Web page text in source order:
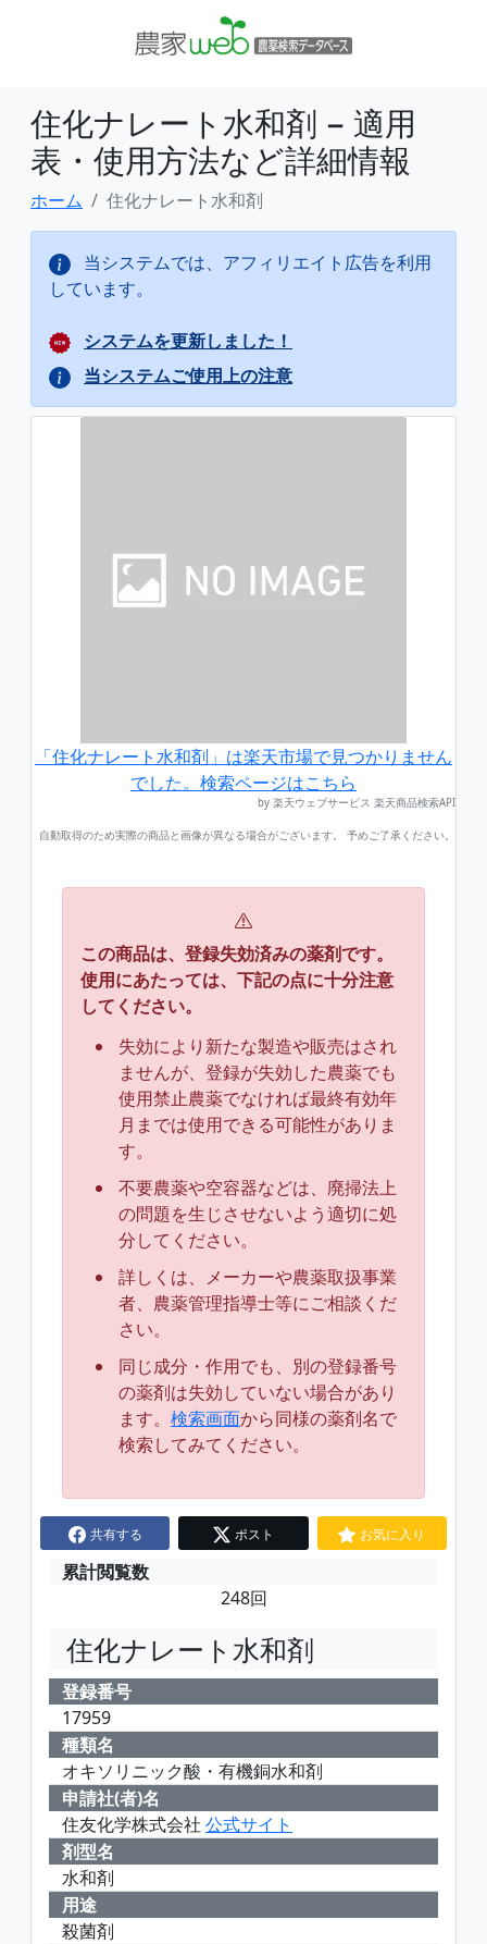
住化ナレート水和剤 − 適用
表・使用方法など詳細情報
ホーム 住化ナレート水和剤
当システムでは、アフィリエイト広告を利用
しています。
システムを更新しました！
当システムご使用上の注意
「住化ナレート水和剤」は楽天市場で見つかりません
でした。検索ページはこちら
by 楽天ウェブサービス 楽天商品検索API
自動取得のため実際の商品と画像が異なる場合がございます。 予めご了承ください。
この商品は、登録失効済みの薬剤です。
使用にあたっては、下記の点に十分注意
してください。
失効により新たな製造や販売はされ
ませんが、登録が失効した農薬でも
使用禁止農薬でなければ最終有効年
月までは使用できる可能性がありま
す。
不要農薬や空容器などは、廃掃法上
の問題を生じさせないよう適切に処
分してください。
詳しくは、メーカーや農薬取扱事業
者、農薬管理指導士等にご相談くだ
さい。
同じ成分・作用でも、別の登録番号
の薬剤は失効していない場合があり
ます。 検索画面から同様の薬剤名で
検索してみてください。
共有する ポスト お気に入り
累計閲覧数
248回
住化ナレート水和剤
登録番号
17959
種類名
オキソリニック酸・有機銅水和剤
申請社(者)名
住友化学株式会社 公式サイト
剤型名
水和剤
用途
殺菌剤